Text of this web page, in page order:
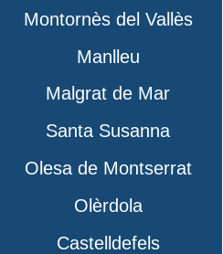
Montornès del Vallès
Manlleu
Malgrat de Mar
Santa Susanna
Olesa de Montserrat
Olèrdola
Castelldefels